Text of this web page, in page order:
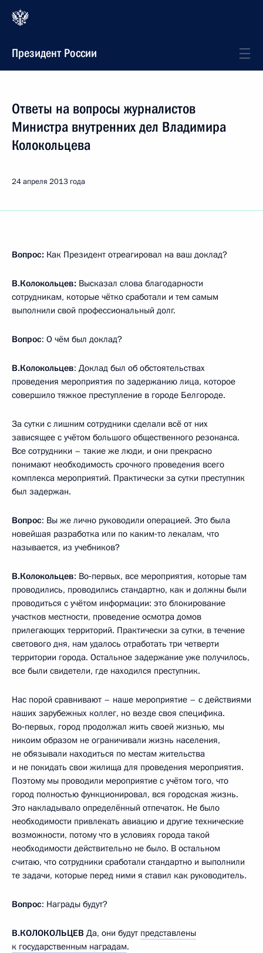
Президент России
Ответы на вопросы журналистов
Министра внутренних дел Владимира
Колокольцева
24 апреля 2013 года
Вопрос: Как Президент отреагировал на ваш доклад?
В.Колокольцев: Высказал слова благодарности
сотрудникам, которые чётко сработали и тем самым
выполнили свой профессиональный долг.
Вопрос: О чём был доклад?
В.Колокольцев: Доклад был об обстоятельствах
проведения мероприятия по задержанию лица, которое
совершило тяжкое преступление в городе Белгороде.
За сутки с лишним сотрудники сделали всё от них
зависящее с учётом большого общественного резонанса.
Все сотрудники – такие же люди, и они прекрасно
понимают необходимость срочного проведения всего
комплекса мероприятий. Практически за сутки преступник
был задержан.
Вопрос: Вы же лично руководили операцией. Это была
новейшая разработка или по каким‑то лекалам, что
называется, из учебников?
В.Колокольцев: Во‑первых, все мероприятия, которые там
проводились, проводились стандартно, как и должны были
проводиться с учётом информации: это блокирование
участков местности, проведение осмотра домов
прилегающих территорий. Практически за сутки, в течение
светового дня, нам удалось отработать три четверти
территории города. Остальное задержание уже получилось,
все были свидетели, где находился преступник.
Нас порой сравнивают – наше мероприятие – с действиями
наших зарубежных коллег, но везде своя специфика.
Во‑первых, город продолжал жить своей жизнью, мы
никоим образом не ограничивали жизнь населения,
не обязывали находиться по местам жительства
и не покидать свои жилища для проведения мероприятия.
Поэтому мы проводили мероприятие с учётом того, что
город полностью функционировал, вся городская жизнь.
Это накладывало определённый отпечаток. Не было
необходимости привлекать авиацию и другие технические
возможности, потому что в условиях города такой
необходимости действительно не было. В остальном
считаю, что сотрудники сработали стандартно и выполнили
те задачи, которые перед ними я ставил как руководитель.
Вопрос: Награды будут?
В.КОЛОКОЛЬЦЕВ Да, они будут представлены
к государственным наградам.